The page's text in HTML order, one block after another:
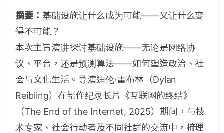
摘要：基础设施让什么成为可能——又让什么变
得不可能？
本次主旨演讲探讨基础设施——无论是网络协
议、平台，还是预测算法——如何塑造政治、社
会与文化生活。导演迪伦·雷布林（Dylan
Reibling）在制作纪录长片《互联网的终结》
（The End of the Internet, 2025）期间，与技
术专家、社会行动者及不同社群的交流中，梳理